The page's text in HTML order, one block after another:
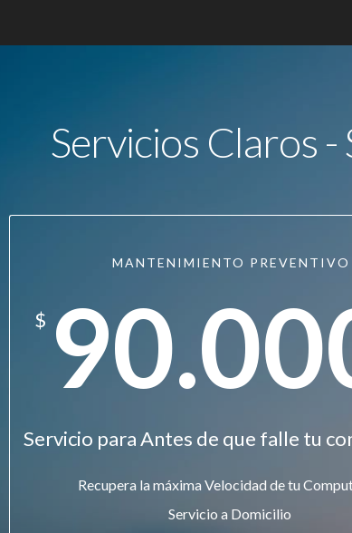
Servicios Claros -
MANTENIMIENTO PREVENTIVO
$
Servicio para Antes de que falle tu
Recupera la máxima Velocidad de tu
Servicio a Domicilio